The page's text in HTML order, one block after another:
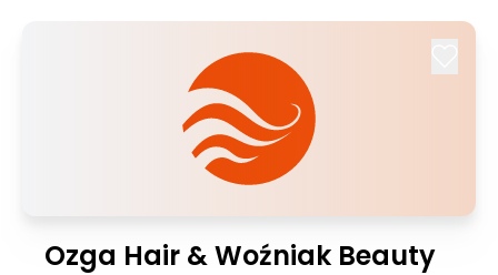
Ozga Hair & Woźniak Beauty